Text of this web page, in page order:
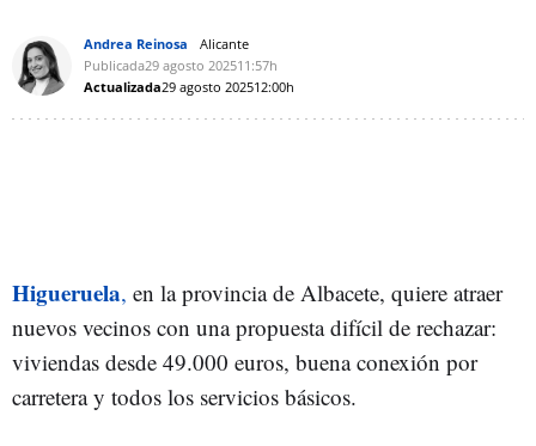
Andrea Reinosa
Alicante
Publicada29 agosto 202511:57h
Actualizada29 agosto 202512:00h
Higueruela, en la provincia de Albacete, quiere atraer
nuevos vecinos con una propuesta difícil de rechazar:
viviendas desde 49.000 euros, buena conexión por
carretera y todos los servicios básicos.